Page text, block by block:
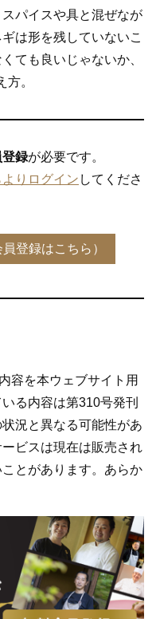
パイスや具と混ぜなが
は形を残していないこ
ても良いじゃないか、
。
録が必要です。
よりログイン してくださ
容を本ウェブサイト用
る内容は第310号発刊
況と異なる可能性があ
ビスは現在は販売され
とがあります。あらか